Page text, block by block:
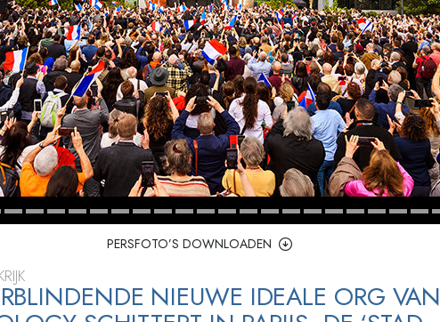
PERSFOTO’S DOWNLOADEN
NIEUWE IDEALE ORG VAN